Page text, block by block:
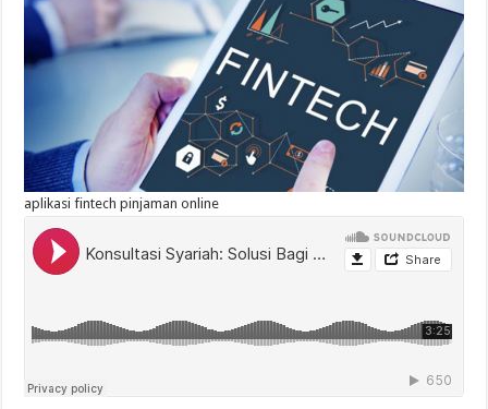
aplikasi fintech pinjaman online